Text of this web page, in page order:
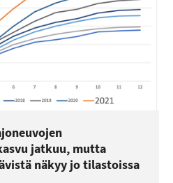
jatkuu, mutta
näkyy jo tilastoissa